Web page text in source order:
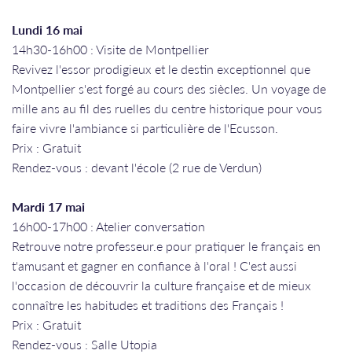
Lundi 16 mai
14h30-16h00 : Visite de Montpellier
Revivez l'essor prodigieux et le destin exceptionnel que
Montpellier s'est forgé au cours des siècles. Un voyage de
mille ans au fil des ruelles du centre historique pour vous
faire vivre l'ambiance si particulière de l'Ecusson.
Prix : Gratuit
Rendez-vous : devant l'école (2 rue de Verdun)
Mardi 17 mai
​​​​​16h00-17h00 : Atelier conversation
Retrouve notre professeur.e pour pratiquer le français en
t'amusant et gagner en confiance à l'oral ! C'est aussi
l'occasion de découvrir la culture française et de mieux
connaître les habitudes et traditions des Français !
Prix : Gratuit
Rendez-vous : Salle Utopia